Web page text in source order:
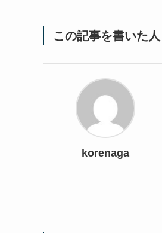
この記事を書いた人
korenaga